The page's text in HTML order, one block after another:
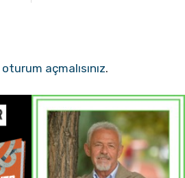
oturum açmalısınız.